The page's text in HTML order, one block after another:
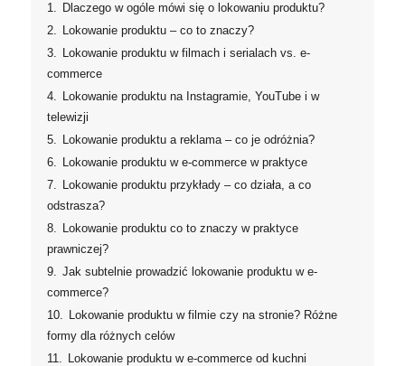
1.
Dlaczego w ogóle mówi się o lokowaniu produktu?
2.
Lokowanie produktu – co to znaczy?
3.
Lokowanie produktu w filmach i serialach vs. e-
commerce
4.
Lokowanie produktu na Instagramie, YouTube i w
telewizji
5.
Lokowanie produktu a reklama – co je odróżnia?
6.
Lokowanie produktu w e-commerce w praktyce
7.
Lokowanie produktu przykłady – co działa, a co
odstrasza?
8.
Lokowanie produktu co to znaczy w praktyce
prawniczej?
9. Jak subtelnie prowadzić lokowanie produktu w e-
commerce?
10.
Lokowanie produktu w filmie czy na stronie? Różne
formy dla różnych celów
11.
Lokowanie produktu w e-commerce od kuchni